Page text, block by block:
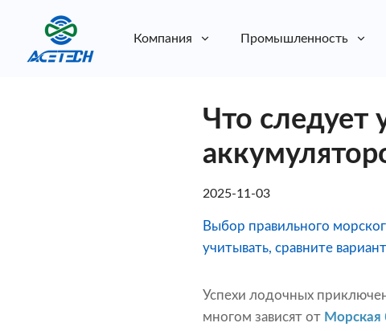
Компания Промышленность
Что следует
2025-11-03
Выбор правильного
учитывать, сравните
Успехи лодочных
многом зависят от Морская